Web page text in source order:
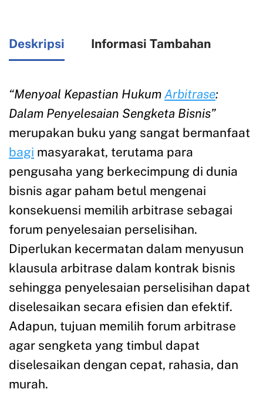
Deskripsi Informasi Tambahan
“Menyoal Kepastian Hukum Arbitrase:
Dalam Penyelesaian Sengketa Bisnis”
merupakan buku yang sangat bermanfaat
bagi masyarakat, terutama para
pengusaha yang berkecimpung di dunia
bisnis agar paham betul mengenai
konsekuensi memilih arbitrase sebagai
forum penyelesaian perselisihan.
Diperlukan kecermatan dalam menyusun
klausula arbitrase dalam kontrak bisnis
sehingga penyelesaian perselisihan dapat
diselesaikan secara efisien dan efektif.
Adapun, tujuan memilih forum arbitrase
agar sengketa yang timbul dapat
diselesaikan dengan cepat, rahasia, dan
murah.